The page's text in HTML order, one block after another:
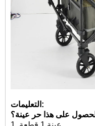
التعليمات:
حر عينة؟